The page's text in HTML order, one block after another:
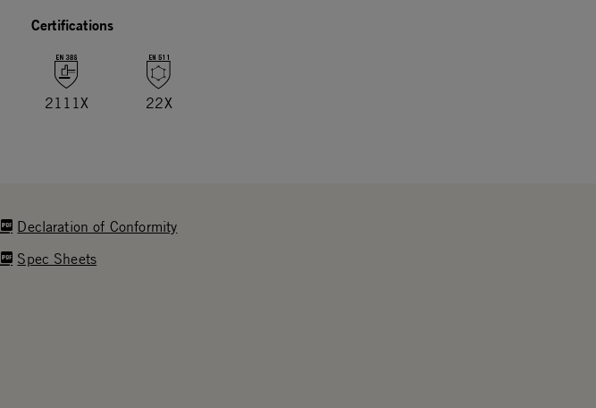
Certifications
2111X 22X
Declaration of Conformity
Spec Sheets